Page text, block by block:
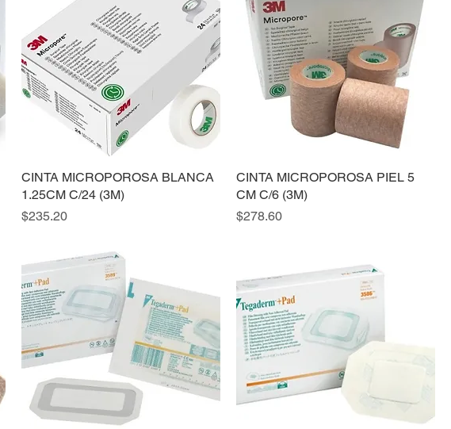
CINTA MICROPOROSA BLANCA
1.25CM C/24 (3M)
Precio
$235.20
CINTA MICROPOROSA PIEL 5
CM C/6 (3M)
Precio
$278.60